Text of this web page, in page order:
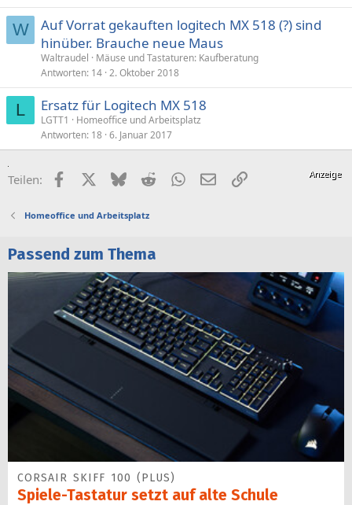
W
Auf Vorrat gekauften logitech MX 518 (?) sind
hinüber. Brauche neue Maus
Waltraudel
Mäuse und Tastaturen: Kaufberatung
Antworten 14 2. Oktober 2018
L Ersatz für Logitech MX 518
LGTT1
Homeoffice und Arbeitsplatz
Antworten 18 6. Januar 2017
Teilen: FacebookX (Twitter)
BlueskyRedditWhatsApp
E-MailLink
Homeoffice und Arbeitsplatz
Passend zum Thema
CORSAIR SKIFF 100 (PLUS)
Spiele-Tastatur setzt auf alte Schule